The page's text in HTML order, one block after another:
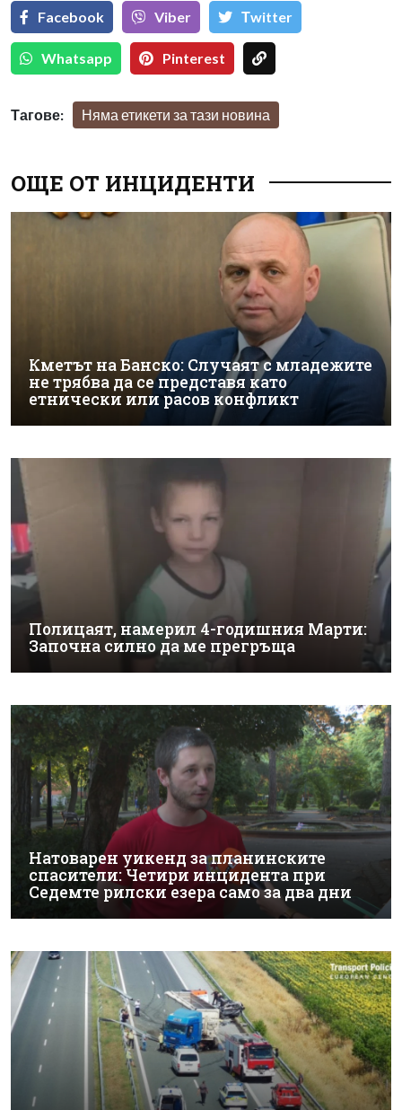
Facebook Viber Тwitter
Whatsapp Pinterest
Тагове: Няма етикети за тази новина
ОЩЕ ОТ ИНЦИДЕНТИ
Кметът на Банско: Случаят с младежите
не трябва да се представя като
етнически или расов конфликт
Полицаят, намерил 4-годишния Марти:
Започна силно да ме прегръща
Натоварен уикенд за планинските
спасители: Четири инцидента при
Седемте рилски езера само за два дни